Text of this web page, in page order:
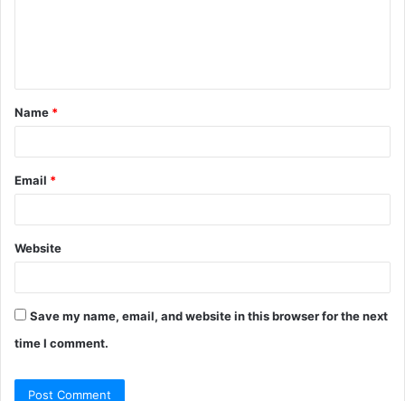
Name *
Email *
Website
Save my name, email, and website in this browser for the next
time I comment.